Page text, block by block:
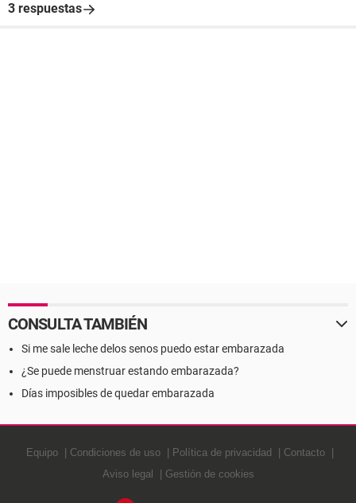
3 respuestas
CONSULTA TAMBIÉN
Si me sale leche delos senos puedo estar embarazada
¿Se puede menstruar estando embarazada?
Días imposibles de quedar embarazada
Equipo Condiciones de uso Política de privacidad
Contacto
Aviso legal
Gestión de cookies